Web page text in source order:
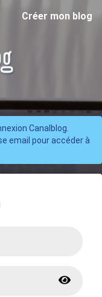
Créer mon blog
Canalblog.
email pour accéder à